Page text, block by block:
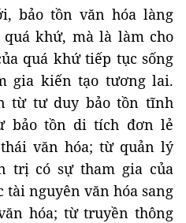
bảo tồn văn hóa làng
khứ, mà là làm cho
quá khứ tiếp tục sống
gia kiến tạo tương lai.
từ tư duy bảo tồn tĩnh
bảo tồn di tích đơn lẻ
văn hóa; từ quản lý
trị có sự tham gia của
tài nguyên văn hóa sang
hóa; từ truyền thông